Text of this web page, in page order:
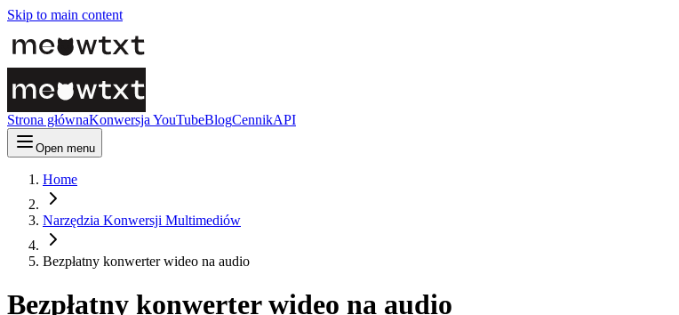
Skip to main content
Strona głównaKonwersja YouTubeBlogCennikAPI
Open menu
Home
Narzędzia Konwersji Multimediów
Bezpłatny konwerter wideo na audio
Bezpłatny konwerter wideo na audio